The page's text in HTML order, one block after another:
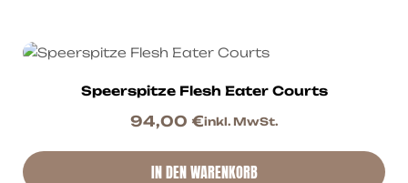
Speerspitze Flesh Eater Courts
94,00 €inkl. MwSt.
IN DEN WARENKORB